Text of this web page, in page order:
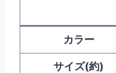
カラー
サイズ(約)